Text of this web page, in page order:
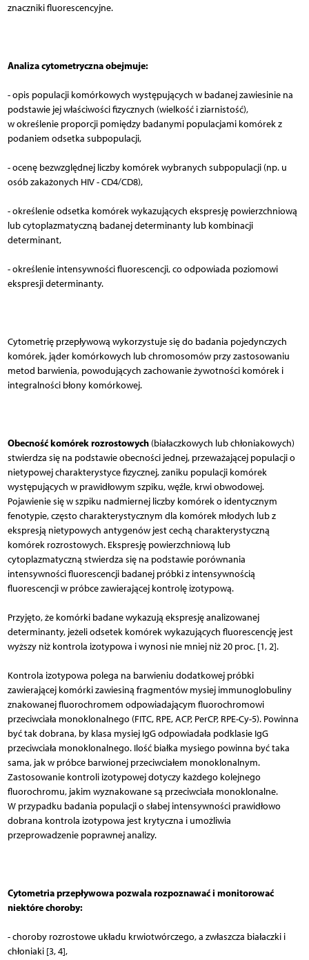
znaczniki fluorescencyjne.
Analiza cytometryczna obejmuje:
- opis populacji komórkowych występujących w badanej zawiesinie na
podstawie jej właściwości fizycznych (wielkość i ziarnistość),
w określenie proporcji pomiędzy badanymi populacjami komórek z
podaniem odsetka subpopulacji,
- ocenę bezwzględnej liczby komórek wybranych subpopulacji (np. u
osób zakażonych HIV - CD4/CD8),
- określenie odsetka komórek wykazujących ekspresję powierzchniową
lub cytoplazmatyczną badanej determinanty lub kombinacji
determinant,
- określenie intensywności fluorescencji, co odpowiada poziomowi
ekspresji determinanty.
Cytometrię przepływową wykorzystuje się do badania pojedynczych
komórek, jąder komórkowych lub chromosomów przy zastosowaniu
metod barwienia, powodujących zachowanie żywotności komórek i
integralności błony komórkowej.
Obecność komórek rozrostowych(białaczkowych lub chłoniakowych)
stwierdza się na podstawie obecności jednej, przeważającej populacji o
nietypowej charakterystyce fizycznej, zaniku populacji komórek
występujących w prawidłowym szpiku, węźle, krwi obwodowej.
Pojawienie się w szpiku nadmiernej liczby komórek o identycznym
fenotypie, często charakterystycznym dla komórek młodych lub z
ekspresją nietypowych antygenów jest cechą charakterystyczną
komórek rozrostowych. Ekspresję powierzchniową lub
cytoplazmatyczną stwierdza się na podstawie porównania
intensywności fluorescencji badanej próbki z intensywnością
fluorescencji w próbce zawierającej kontrolę izotypową.
Przyjęto, że komórki badane wykazują ekspresję analizowanej
determinanty, jeżeli odsetek komórek wykazujących fluorescencję jest
wyższy niż kontrola izotypowa i wynosi nie mniej niż 20 proc. [1, 2].
Kontrola izotypowa polega na barwieniu dodatkowej próbki
zawierającej komórki zawiesiną fragmentów mysiej immunoglobuliny
znakowanej fluorochromem odpowiadającym fluorochromowi
przeciwciała monoklonalnego (FITC, RPE, ACP, PerCP, RPE-Cy-5). Powinna
być tak dobrana, by klasa mysiej IgG odpowiadała podklasie IgG
przeciwciała monoklonalnego. Ilość białka mysiego powinna być taka
sama, jak w próbce barwionej przeciwciałem monoklonalnym.
Zastosowanie kontroli izotypowej dotyczy każdego kolejnego
fluorochromu, jakim wyznakowane są przeciwciała monoklonalne.
W przypadku badania populacji o słabej intensywności prawidłowo
dobrana kontrola izotypowa jest krytyczna i umożliwia
przeprowadzenie poprawnej analizy.
Cytometria przepływowa pozwala rozpoznawać i monitorować
niektóre choroby:
- choroby rozrostowe układu krwiotwórczego, a zwłaszcza białaczki i
chłoniaki [3, 4],